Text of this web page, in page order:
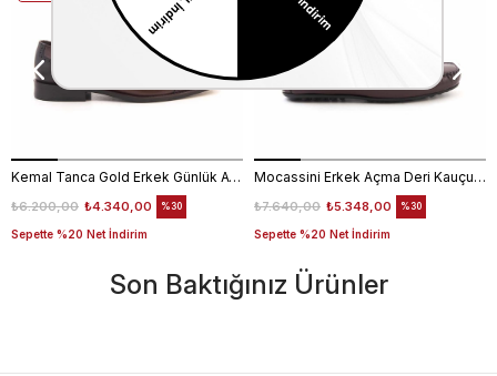
Kemal Tanca Gold Erkek Günlük Ayakkabı 6612-152
₺4.340,00
₺6.200,00
Sepette %20 Net İndirim
%30
Mocassini Erkek Açma Deri Kauçuk Taban Bordo Günlük Ayakkabı
₺5.348,00
₺7.640,00
Sepette %20 Net İndirim
%30
Son Baktığınız Ürünler